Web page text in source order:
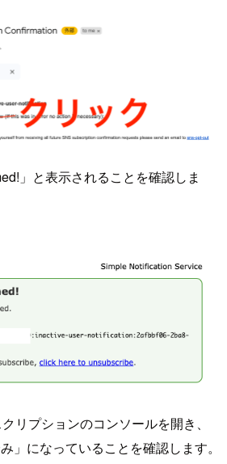
」と表示されることを確認しま
リプションのコンソールを開き、
」になっていることを確認します。